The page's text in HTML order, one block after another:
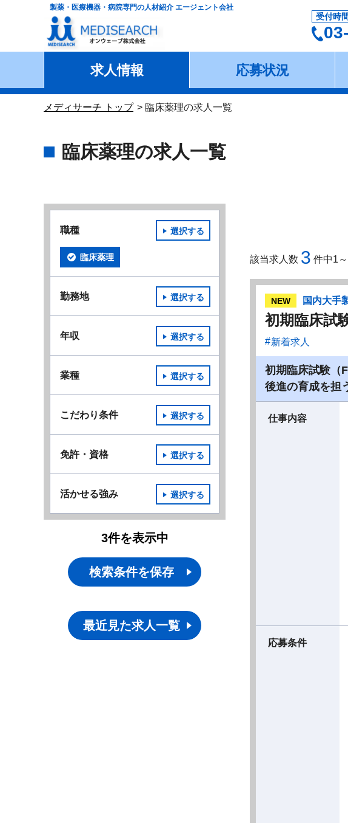
製薬・医療機器・病院専門の人材紹介 エージェント会社
受付時間
求人情報 応募状況
メディサーチ トップ 臨床薬理の求人一覧
臨床薬理の求人一覧
該当求人数 3 件中1
NEW 国内大手
初期臨床試
新着求人
初期臨床試験（
後進の育成を担
仕事内容
応募条件
職種 選択する
臨床薬理
勤務地 選択する
年収 選択する
業種 選択する
こだわり条件 選択する
免許・資格 選択する
活かせる強み 選択する
3件を表示中
検索条件を保存
最近見た求人一覧